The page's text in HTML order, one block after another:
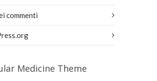
commenti
Medicine Theme